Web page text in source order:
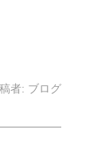
者: ブログ